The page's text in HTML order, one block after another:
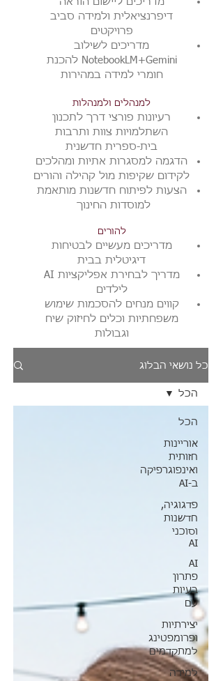
דיפרנציאלית ולמידה סביב
פרויקטים
מדריכים לשילוב
NotebookLM+Gemini להכנת
חומרי למידה במהירות
למנהלים ולמנהלות
רעיונות פורצי דרך לתכנון
השתלמויות צוות ותרבות
בית-ספרית חדשנית
הדגמה למסגרות אתיות ומהלכים
לקידום שקיפות מול קהילה והורים
הצעות לפיתוח חדשנות מותאמת
למוסדות החינוך
להורים
מדריכים מעשיים לבטיחות
דיגיטלית בבית
מדריך לבחירת אפליקציות AI
לילדים
​קווים מנחים להסכמות שימוש
משפחתיות וכלים לחיזוק שיח
וגבולות
כל נושאי הבלוג
הכל
אוריינות
חזותית
ואינפוגרפיקה
ב-AI
פדגוגיה,
חדשנות
וסוכני
AI
AI
פתרון
בעיות
עם
יצירתיות
ופרומפטינג
למתקדמים
למידה
הכל